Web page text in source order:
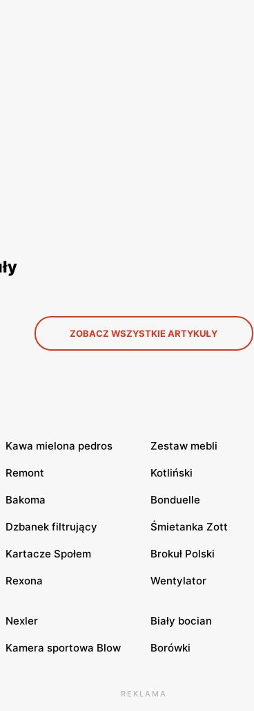
ZOBACZ WSZYSTKIE ARTYKUŁY
Kawa mielona pedros Zestaw mebli
Remont Kotliński
Bakoma Bonduelle
Dzbanek filtrujący Śmietanka Zott
Kartacze Społem Brokuł Polski
Rexona Wentylator
Nexler Biały bocian
Kamera sportowa Blow Borówki
REKLAMA